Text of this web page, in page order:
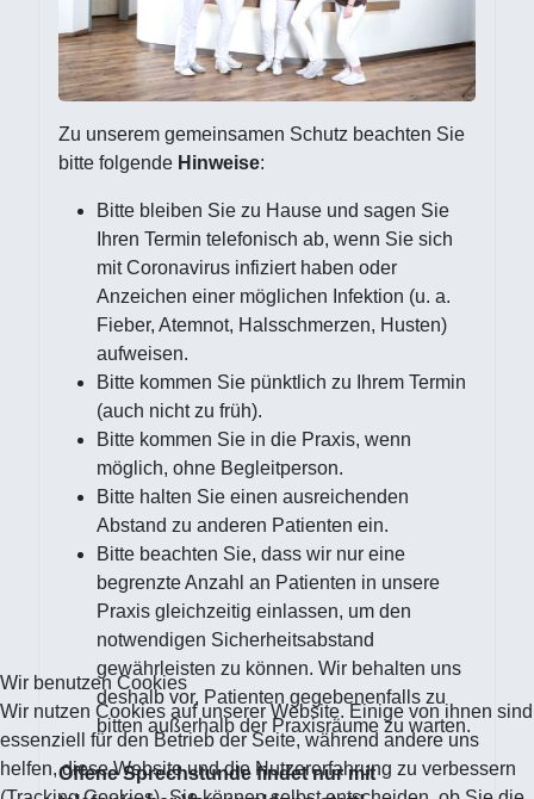
Zu unserem gemeinsamen Schutz beachten Sie
bitte folgende Hinweise:
Bitte bleiben Sie zu Hause und sagen Sie
Ihren Termin telefonisch ab, wenn Sie sich
mit Coronavirus infiziert haben oder
Anzeichen einer möglichen Infektion (u. a.
Fieber, Atemnot, Halsschmerzen, Husten)
aufweisen.
Bitte kommen Sie pünktlich zu Ihrem Termin
(auch nicht zu früh).
Bitte kommen Sie in die Praxis, wenn
möglich, ohne Begleitperson.
Bitte halten Sie einen ausreichenden
Abstand zu anderen Patienten ein.
Bitte beachten Sie, dass wir nur eine
begrenzte Anzahl an Patienten in unsere
Praxis gleichzeitig einlassen, um den
notwendigen Sicherheitsabstand
gewährleisten zu können. Wir behalten uns
deshalb vor, Patienten gegebenenfalls zu
bitten außerhalb der Praxisräume zu warten.
Offene Sprechstunde findet nur mit
Wir benutzen Cookies
Wir nutzen Cookies auf unserer Website. Einige von ihnen sind
essenziell für den Betrieb der Seite, während andere uns
helfen, diese Website und die Nutzererfahrung zu verbessern